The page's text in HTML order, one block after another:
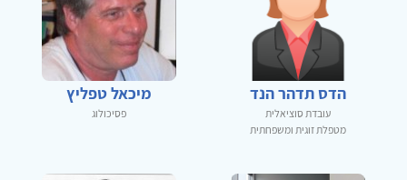
הדס תדהר הנד
עובדת סוציאלית
מטפלת זוגית ומשפחתית
מיכאל טפליץ
פסיכולוג